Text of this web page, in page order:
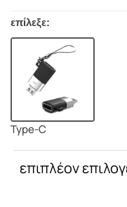
επίλεξε:
Type-C
επιπλέον